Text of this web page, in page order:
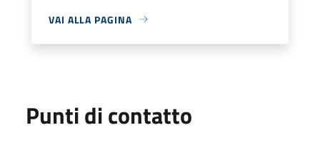
VAI ALLA PAGINA
Punti di contatto